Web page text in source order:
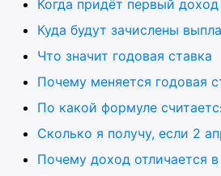
Когда придёт первый доход
Куда будут зачислены
Что значит годовая ставка
Почему меняется годовая
По какой формуле
Сколько я получу, если 2
Почему доход отличается